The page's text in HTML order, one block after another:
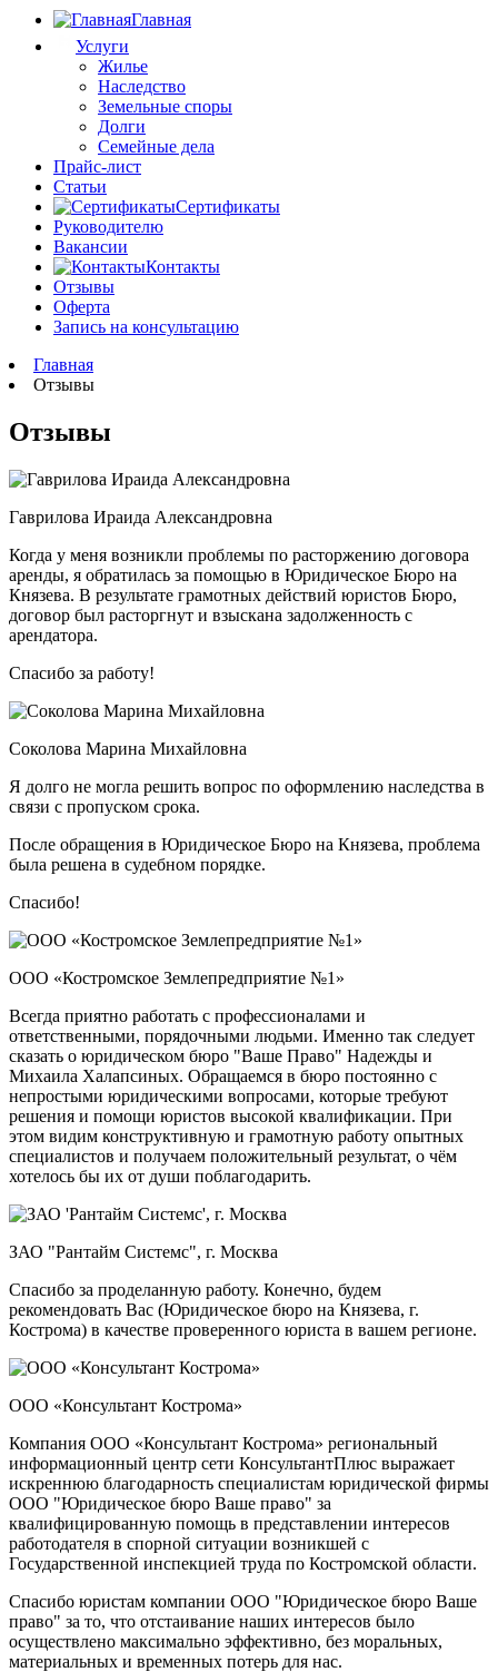
Главная
Услуги
Жилье
Наследство
Земельные споры
Долги
Семейные дела
Прайс-лист
Статьи
Сертификаты
Руководителю
Вакансии
Контакты
Отзывы
Оферта
Запись на консультацию
Главная
Отзывы
Отзывы
Гаврилова Ираида Александровна
Когда у меня возникли проблемы по расторжению договора
аренды, я обратилась за помощью в Юридическое Бюро на
Князева. В результате грамотных действий юристов Бюро,
договор был расторгнут и взыскана задолженность с
арендатора.
Спасибо за работу!
Соколова Марина Михайловна
Я долго не могла решить вопрос по оформлению наследства в
связи с пропуском срока.
После обращения в Юридическое Бюро на Князева, проблема
была решена в судебном порядке.
Спасибо!
ООО «Костромское Землепредприятие №1»
Всегда приятно работать с профессионалами и
ответственными, порядочными людьми. Именно так следует
сказать о юридическом бюро "Ваше Право" Надежды и
Михаила Халапсиных. Обращаемся в бюро постоянно с
непростыми юридическими вопросами, которые требуют
решения и помощи юристов высокой квалификации. При
этом видим конструктивную и грамотную работу опытных
специалистов и получаем положительный результат, о чём
хотелось бы их от души поблагодарить.
ЗАО "Рантайм Системс", г. Москва
Спасибо за проделанную работу. Конечно, будем
рекомендовать Вас (Юридическое бюро на Князева, г.
Кострома) в качестве проверенного юриста в вашем регионе.
ООО «Консультант Кострома»
Компания ООО «Консультант Кострома» региональный
информационный центр сети КонсультантПлюс выражает
искреннюю благодарность специалистам юридической фирмы
ООО "Юридическое бюро Ваше право" за
квалифицированную помощь в представлении интересов
работодателя в спорной ситуации возникшей с
Государственной инспекцией труда по Костромской области.
Спасибо юристам компании ООО "Юридическое бюро Ваше
право" за то, что отстаивание наших интересов было
осуществлено максимально эффективно, без моральных,
материальных и временных потерь для нас.